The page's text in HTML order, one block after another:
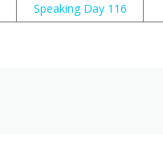
Speaking Day 116